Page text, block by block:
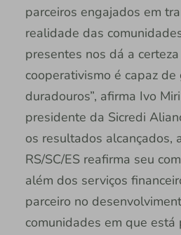
parceiros engajados em
realidade das
presentes nos dá a
cooperativismo é capaz
duradouros”, afirma Ivo
presidente da Sicredi
os resultados alcançados,
RS/SC/ES reafirma seu
além dos serviços
parceiro no
comunidades em que está